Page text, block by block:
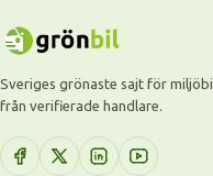
Sveriges grönaste sajt för
från verifierade handlare.